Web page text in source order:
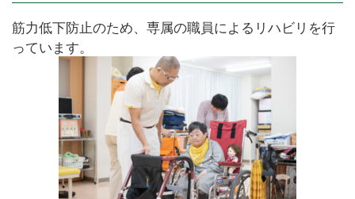
筋力低下防止のため、専属の職員によるリハビリを行
っています。